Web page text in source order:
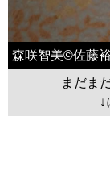
森咲智美©佐藤
まだま